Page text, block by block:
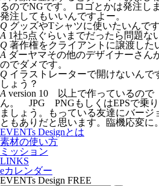
るのでNGです。 ロゴとかは発注し
発注してもいいんですよー。
Q グッズやTシャツに使いたいんです
A 1社5点ぐらいまでだったら問題な
Q 著作権をクライアントに譲渡した
A ダーヤマその他のデザイナーさん
のでダメです。
Q イラストレーターで開けないんで
しょう？
A version 10 以上で作っているの
ん。 JPG PNGもしくはEPSで乗
ましょう。もっている友達にバージ
ともありだと思います。臨機応変に。
EVENTs Designとは
素材の使い方
ミッション
LINKS
eカレンダー
EVENTs Design FREE